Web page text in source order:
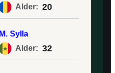
Alder: 20
M. Sylla
Alder: 32